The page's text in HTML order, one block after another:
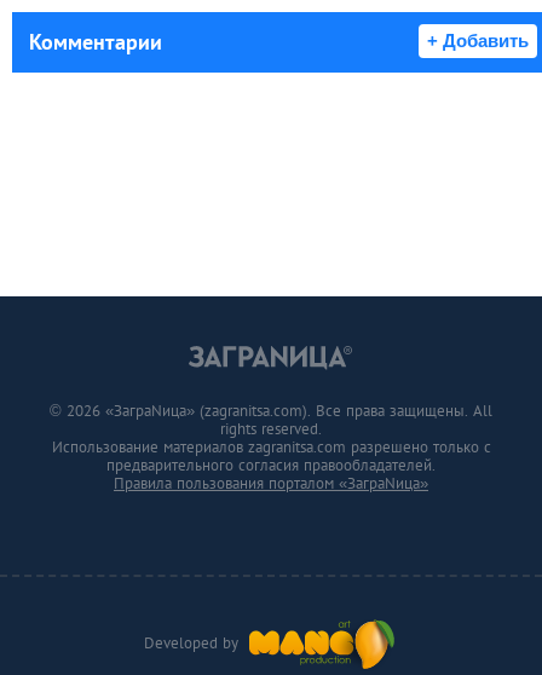
Комментарии + Добавить
Developed by
© 2026 «ЗаграNица» (zagranitsa.com). Все права защищены. All
rights reserved.
Использование материалов zagranitsa.com разрешено только с
предварительного согласия правообладателей.
Правила пользования порталом «ЗаграNица»